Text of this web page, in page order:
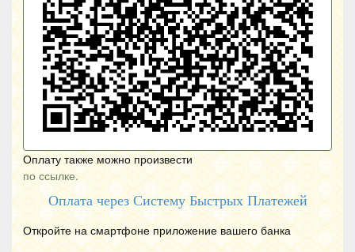
Оплату также можно произвести
по ссылке.
Оплата через Систему Быстрых Платежей
Откройте на смартфоне приложение вашего банка